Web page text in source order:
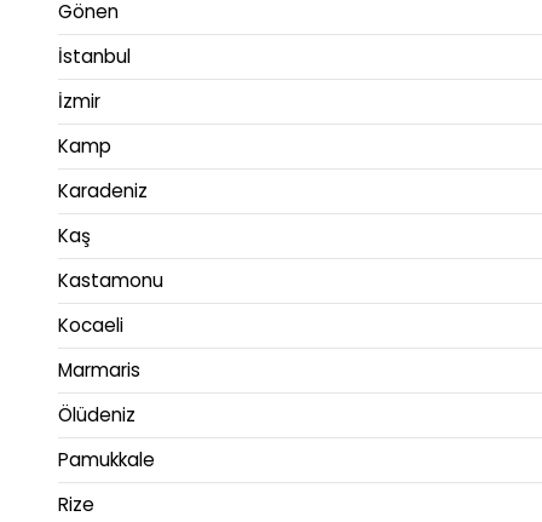
Gönen
İstanbul
İzmir
Kamp
Karadeniz
Kaş
Kastamonu
Kocaeli
Marmaris
Ölüdeniz
Pamukkale
Rize